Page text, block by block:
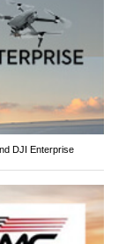
DJI Enterprise